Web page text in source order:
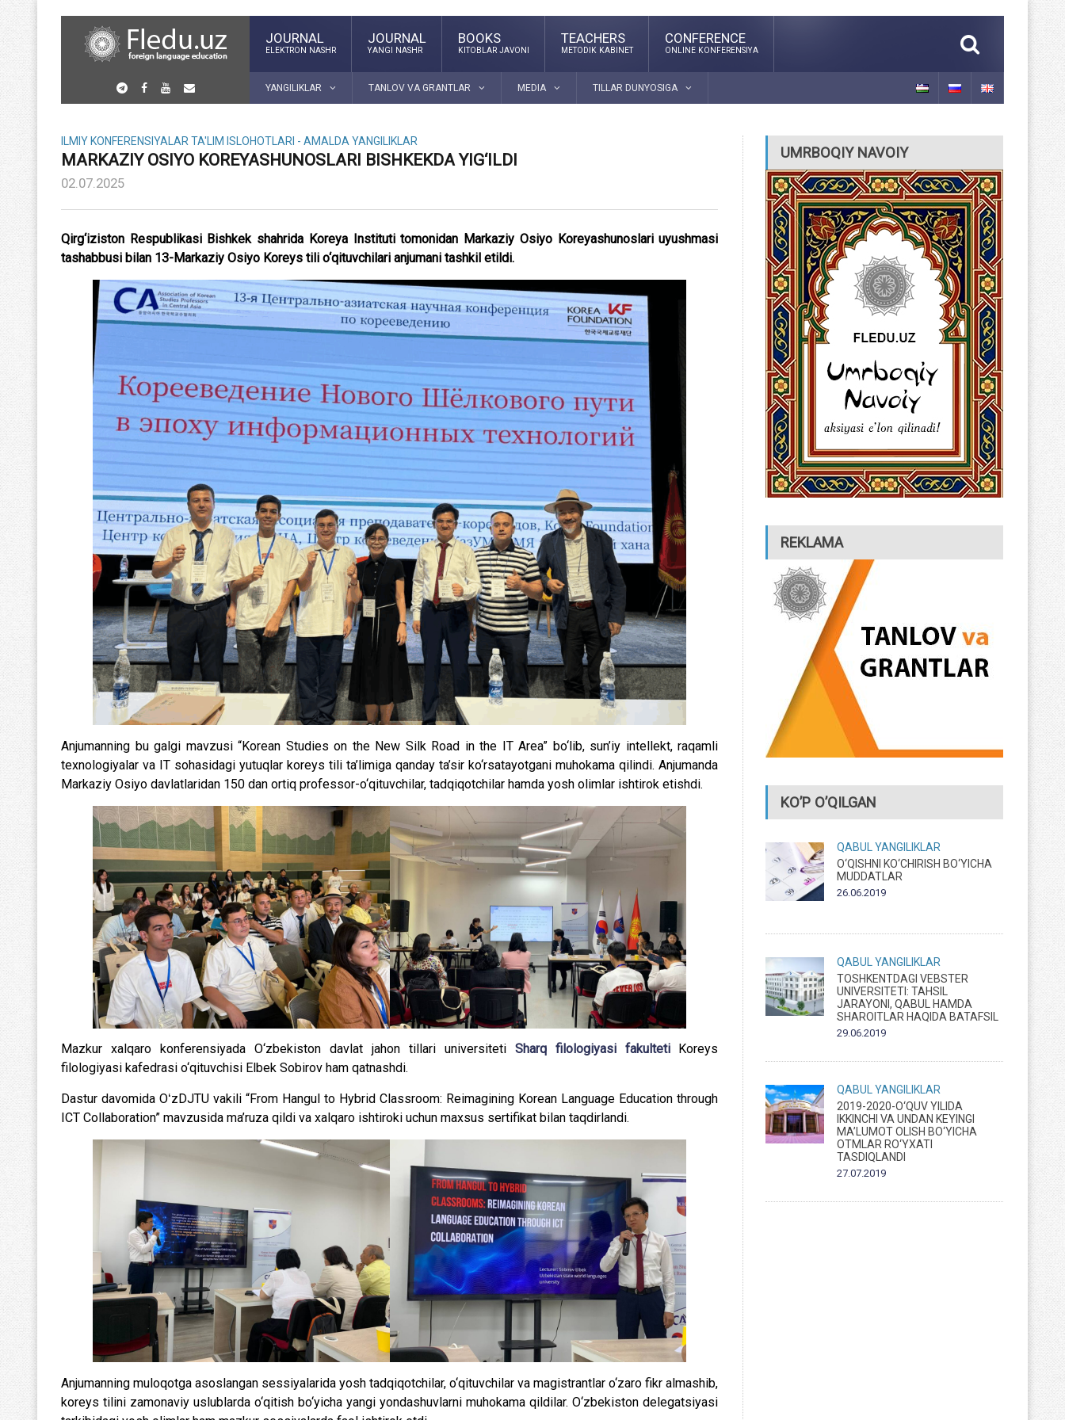
JOURNAL
ELEKTRON NASHR
JOURNAL
YANGI NASHR
BOOKS
KITOBLAR JAVONI
TEACHERS
METODIK KABINET
CONFERENCE
ONLINE KONFERENSIYA
YANGILIKLAR TANLOV VA GRANTLAR MEDIA TILLAR DUNYOSIGA
ILMIY KONFERENSIYALAR TA'LIM ISLOHOTLARI - AMALDA YANGILIKLAR
MARKAZIY OSIYO KOREYASHUNOSLARI BISHKEKDA YIG‘ILDI
02.07.2025
Qirg‘iziston Respublikasi Bishkek shahrida Koreya Instituti tomonidan Markaziy Osiyo Koreyashunoslari uyushmasi
tashabbusi bilan 13-Markaziy Osiyo Koreys tili o‘qituvchilari anjumani tashkil etildi.
Anjumanning bu galgi mavzusi “Korean Studies on the New Silk Road in the IT Area” bo‘lib, sun’iy intellekt, raqamli
texnologiyalar va IT sohasidagi yutuqlar koreys tili ta’limiga qanday ta’sir ko‘rsatayotgani muhokama qilindi. Anjumanda
Markaziy Osiyo davlatlaridan 150 dan ortiq professor-o‘qituvchilar, tadqiqotchilar hamda yosh olimlar ishtirok etishdi.
Mazkur xalqaro konferensiyada O‘zbekiston davlat jahon tillari universiteti Sharq filologiyasi fakultetiKoreys
filologiyasi kafedrasi o‘qituvchisi Elbek Sobirov ham qatnashdi.
Dastur davomida OʻzDJTU vakili “From Hangul to Hybrid Classroom: Reimagining Korean Language Education through
ICT Collaboration” mavzusida ma’ruza qildi va xalqaro ishtiroki uchun maxsus sertifikat bilan taqdirlandi.
Anjumanning muloqotga asoslangan sessiyalarida yosh tadqiqotchilar, o‘qituvchilar va magistrantlar o‘zaro fikr almashib,
koreys tilini zamonaviy uslublarda o‘qitish bo‘yicha yangi yondashuvlarni muhokama qildilar. O‘zbekiston delegatsiyasi
UMRBOQIY NAVOIY
REKLAMA
KO’P O’QILGAN
QABUL
YANGILIKLAR
O‘QISHNI KO‘CHIRISH BO‘YICHA
MUDDATLAR
26.06.2019
QABUL
YANGILIKLAR
TOSHKENTDAGI VEBSTER
UNIVERSITETI: TAHSIL
JARAYONI, QABUL HAMDA
SHAROITLAR HAQIDA BATAFSIL
29.06.2019
QABUL
YANGILIKLAR
2019-2020-O‘QUV YILIDA
IKKINCHI VA UNDAN KEYINGI
MA’LUMOT OLISH BO‘YICHA
OTMLAR RO‘YXATI
TASDIQLANDI
27.07.2019